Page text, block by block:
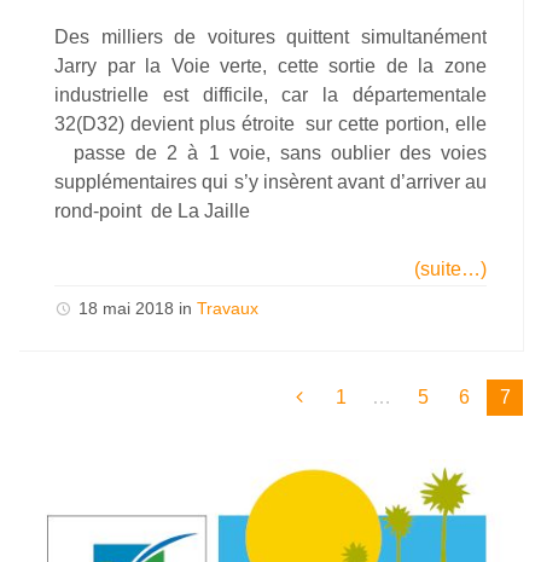
Des milliers de voitures quittent simultanément
Jarry par la Voie verte, cette sortie de la zone
industrielle est difficile, car la départementale
32(D32) devient plus étroite sur cette portion, elle
passe de 2 à 1 voie, sans oublier des voies
supplémentaires qui s’y insèrent avant d’arriver au
rond-point de La Jaille
(suite…)
18 mai 2018 in Travaux
1 … 5 6 7